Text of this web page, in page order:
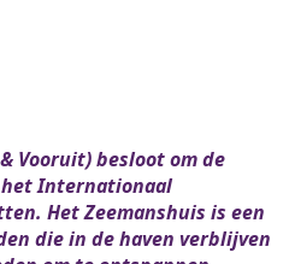
Vooruit) besloot om de
Internationaal
Het Zeemanshuis is een
die in de haven verblijven